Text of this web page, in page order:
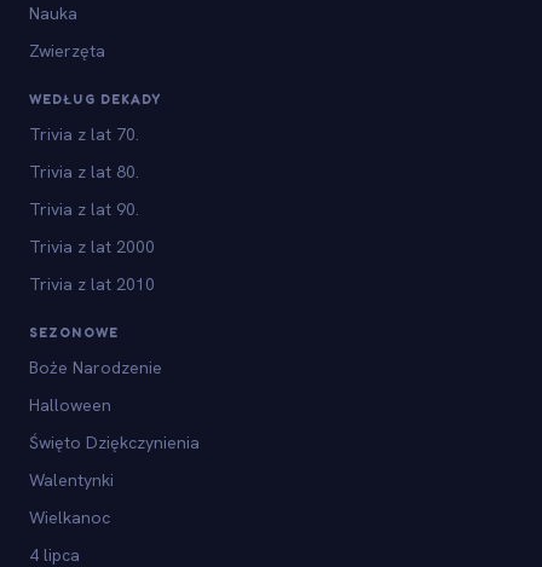
Nauka
Zwierzęta
WEDŁUG DEKADY
Trivia z lat 70.
Trivia z lat 80.
Trivia z lat 90.
Trivia z lat 2000
Trivia z lat 2010
SEZONOWE
Boże Narodzenie
Halloween
Święto Dziękczynienia
Walentynki
Wielkanoc
4 lipca